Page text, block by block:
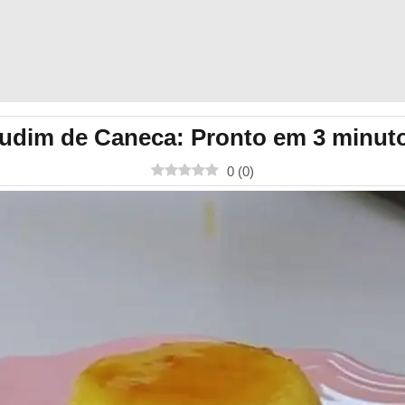
de Caneca: Pronto em 3
0 (0)